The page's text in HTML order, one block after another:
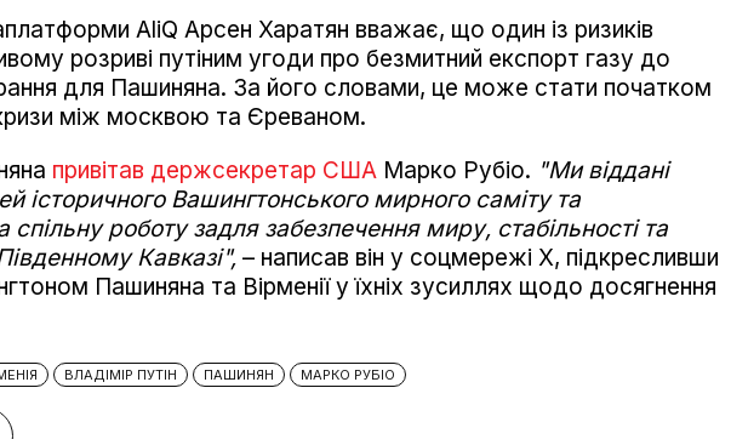
AliQ Арсен Харатян вважає, що один із ризиків
розриві путіним угоди про безмитний експорт газу до
для Пашиняна. За його словами, це може стати початком
кризи між москвою та Єреваном.
привітав держсекретар США Марко Рубіо. "Ми віддані
історичного Вашингтонського мирного саміту та
спільну роботу задля забезпечення миру, стабільності та
Кавказі", – написав він у соцмережі Х, підкресливши
Пашиняна та Вірменії у їхніх зусиллях щодо досягнення
ВЛАДІМІР ПУТІН ПАШИНЯН МАРКО РУБІО